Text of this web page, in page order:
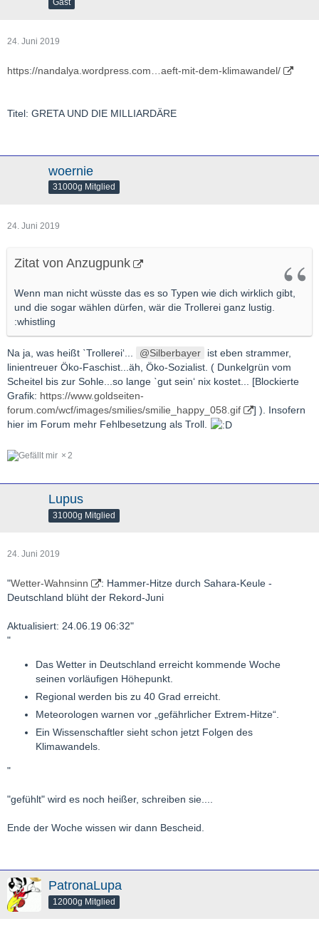
Gast
24. Juni 2019
https://nandalya.wordpress.com…aeft-mit-dem-klimawandel/
Titel: GRETA UND DIE MILLIARDÄRE
woernie
31000g Mitglied
24. Juni 2019
Zitat von Anzugpunk
Wenn man nicht wüsste das es so Typen wie dich wirklich gibt,
und die sogar wählen dürfen, wär die Trollerei ganz lustig.
:whistling
Na ja, was heißt ˋTrollerei‘... Silberbayer
ist eben strammer,
linientreuer Öko-Faschist...äh, Öko-Sozialist. ( Dunkelgrün vom
Scheitel bis zur Sohle...so lange ˋgut sein‘ nix kostet... [Blockierte
Grafik: https://www.goldseiten-
forum.com/wcf/images/smilies/smilie_happy_058.gif
] ). Insofern
hier im Forum mehr Fehlbesetzung als Troll.
2
Lupus
31000g Mitglied
24. Juni 2019
"Wetter-Wahnsinn
: Hammer-Hitze durch Sahara-Keule -
Deutschland blüht der Rekord-Juni
Aktualisiert: 24.06.19 06:32"
"
Das Wetter in Deutschland erreicht kommende Woche
seinen vorläufigen Höhepunkt.
Regional werden bis zu 40 Grad erreicht.
Meteorologen warnen vor „gefährlicher Extrem-Hitze“.
Ein Wissenschaftler sieht schon jetzt Folgen des
Klimawandels.
"
"gefühlt" wird es noch heißer, schreiben sie....
Ende der Woche wissen wir dann Bescheid.
PatronaLupa
12000g Mitglied